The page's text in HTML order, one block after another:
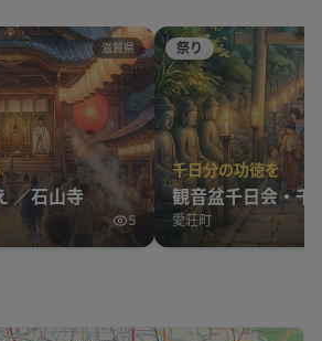
滋賀県
／石山寺
5
祭り
千日分の功徳を
観音盆千日会・千
愛荘町